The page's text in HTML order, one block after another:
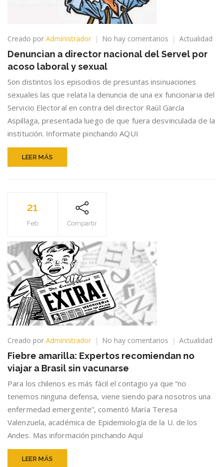
Creado por Administrador No hay comentarios
en
Denuncian
a
nacional
del
Servel
por
acoso
Actualidad
Denuncian a director nacional del Servel por
acoso laboral y sexual
Son distintos los episodios de presuntas insinuaciones
sexuales las que relata la denuncia de una ex funcionaria del
Servicio Electoral en contra del director Raúl García
Aspillaga, presentada luego de que fuera desvinculada de la
institución. Informate pinchando AQUI
LEER MÁS
21
Feb Compartir
Creado por Administrador No hay comentarios
en
amarilla:
recomiendan
no
viajar
a
Brasil
Actualidad
Fiebre amarilla: Expertos recomiendan no
viajar a Brasil sin vacunarse
Para los chilenos es más fácil el contagio ya que “no
tenemos ninguna defensa, viene siendo para nosotros una
enfermedad emergente”, comentó María Teresa
Valenzuela, académica de Epidemiología de la U. de los
Andes. Mas información pinchando Aquí
LEER MÁS